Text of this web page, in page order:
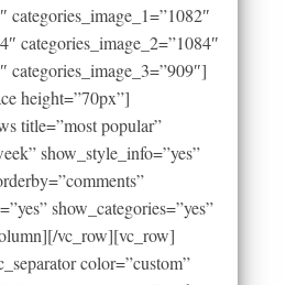
categories_image_1=”1082″
categories_image_2=”1084″
categories_image_3=”909″]
height=”70px”]
title=”most popular”
show_style_info=”yes”
show_categories=”yes”
vc_row][vc_row]
color=”custom”